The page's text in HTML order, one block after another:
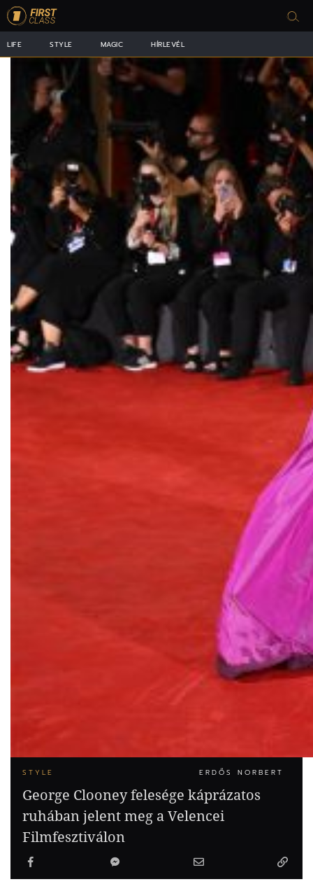
LIFE STYLE MAGIC HÍRLEVÉL
STYLE ERDŐS NORBERT
George Clooney felesége káprázatos
ruhában jelent meg a Velencei
Filmfesztiválon